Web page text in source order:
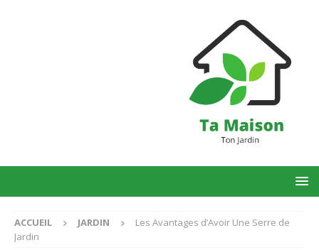
ACCUEIL JARDIN
Les Avantages d’Avoir Une Serre de
Jardin